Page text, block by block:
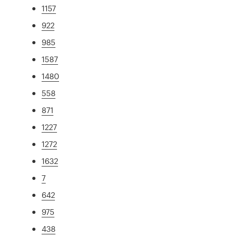
1157
922
985
1587
1480
558
871
1227
1272
1632
7
642
975
438